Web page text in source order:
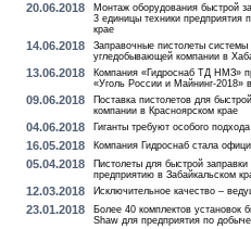
20.06.2018
Монтаж оборудования быстрой
3 единицы техники предприятия
крае
14.06.2018
Заправочные пистолеты
угледобывающей компании в
13.06.2018
Компания «Гидроснаб ТД НМЗ»
«Уголь России и Майнинг-2018»
09.06.2018
Поставка пистолетов для
компании в Красноярском крае
04.06.2018 Гиганты требуют особого подхода
16.05.2018 Компания Гидроснаб стала
05.04.2018
Пистолеты для быстрой
предприятию в Забайкальском
12.03.2018 Исключительное качество –
23.01.2018
Более 40 комплектов установок
Shaw для предприятия по